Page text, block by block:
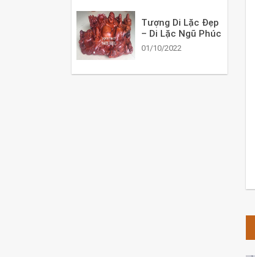
Tượng Di Lặc Đẹp
– Di Lặc Ngũ Phúc
01/10/2022